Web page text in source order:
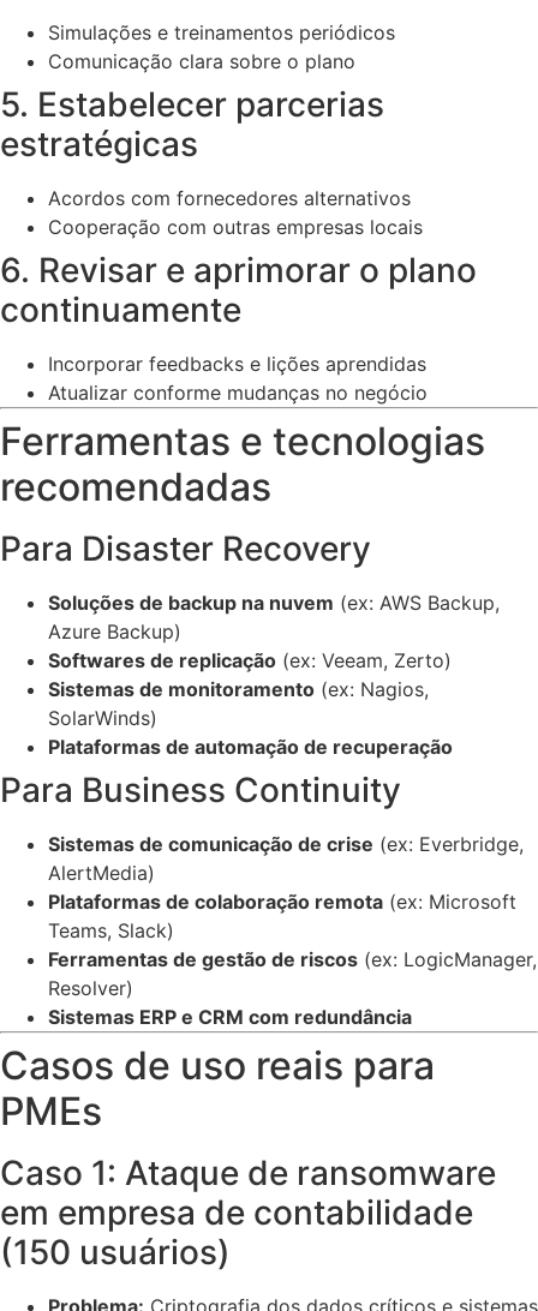
Simulações e treinamentos periódicos
Comunicação clara sobre o plano
5. Estabelecer parcerias
estratégicas
Acordos com fornecedores alternativos
Cooperação com outras empresas locais
6. Revisar e aprimorar o plano
continuamente
Incorporar feedbacks e lições aprendidas
Atualizar conforme mudanças no negócio
Ferramentas e tecnologias
recomendadas
Para Disaster Recovery
Soluções de backup na nuvem (ex: AWS Backup,
Azure Backup)
Softwares de replicação (ex: Veeam, Zerto)
Sistemas de monitoramento (ex: Nagios,
SolarWinds)
Plataformas de automação de recuperação
Para Business Continuity
Sistemas de comunicação de crise (ex: Everbridge,
AlertMedia)
Plataformas de colaboração remota (ex: Microsoft
Teams, Slack)
Ferramentas de gestão de riscos (ex: LogicManager,
Resolver)
Sistemas ERP e CRM com redundância
Casos de uso reais para
PMEs
Caso 1: Ataque de ransomware
em empresa de contabilidade
(150 usuários)
Problema: Criptografia dos dados críticos e sistemas